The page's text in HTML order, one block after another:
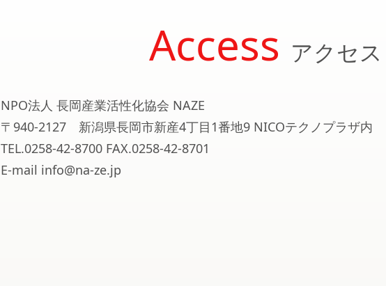
Access アクセス
NPO法人 長岡産業活性化協会 NAZE
〒940-2127 新潟県長岡市新産4丁目1番地9 NICOテクノプラザ内
TEL.0258-42-8700 FAX.0258-42-8701
E-mail info@na-ze.jp